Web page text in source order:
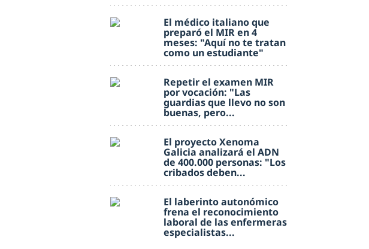
El médico italiano que
preparó el MIR en 4
meses: "Aquí no te tratan
como un estudiante"
Repetir el examen MIR
por vocación: "Las
guardias que llevo no son
buenas, pero...
El proyecto Xenoma
Galicia analizará el ADN
de 400.000 personas: "Los
cribados deben...
El laberinto autonómico
frena el reconocimiento
laboral de las enfermeras
especialistas...